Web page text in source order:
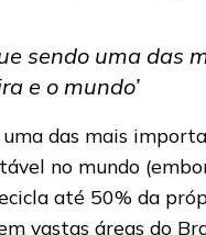
sendo uma das
e o mundo’
das mais
no mundo
até 50% da
vastas áreas do